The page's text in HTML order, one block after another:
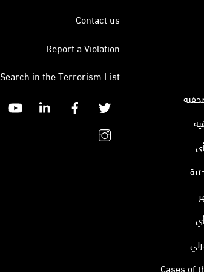
Cases of
Contact us
Report a Violation
Search in the Terrorism List
Twitter
Facebook
Linkedin